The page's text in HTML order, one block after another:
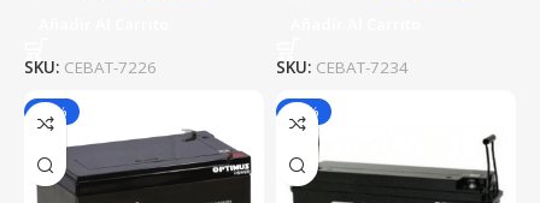
SKU: CEBAT-7226 SKU: CEBAT-7234
-25% -25%